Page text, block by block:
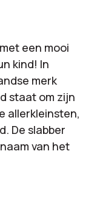
een mooi
kind! In
merk
staat om zijn
allerkleinsten,
De slabber
van het